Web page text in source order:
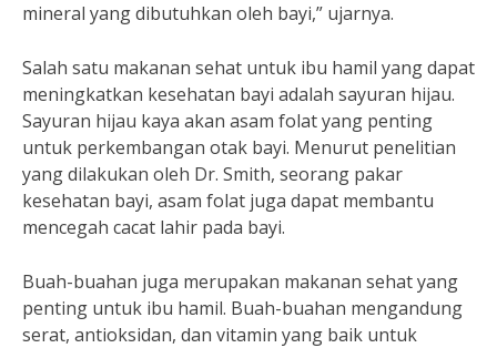
mineral yang dibutuhkan oleh bayi,” ujarnya.
Salah satu makanan sehat untuk ibu hamil yang dapat
meningkatkan kesehatan bayi adalah sayuran hijau.
Sayuran hijau kaya akan asam folat yang penting
untuk perkembangan otak bayi. Menurut penelitian
yang dilakukan oleh Dr. Smith, seorang pakar
kesehatan bayi, asam folat juga dapat membantu
mencegah cacat lahir pada bayi.
Buah-buahan juga merupakan makanan sehat yang
penting untuk ibu hamil. Buah-buahan mengandung
serat, antioksidan, dan vitamin yang baik untuk